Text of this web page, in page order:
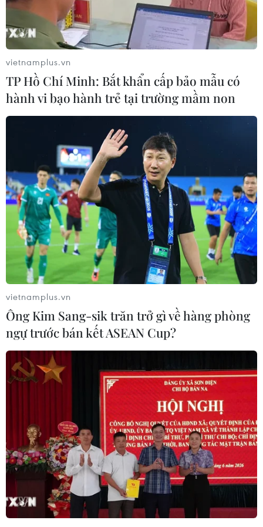
Manchester United đạt thỏa thuận chiêu
mộ 'bom tấn' Casemiro
19/08/2022 02:55
Theo giới truyền thông, Manchester United đã đạt thỏa
thuận chiêu mộ Casemiro từ Real Madrid và dự định sẽ
hoàn tất vụ chuyển nhượng này sau khi cầu thủ này tiến
hành kiểm tra y tế vào hôm nay.
Antony hoàn tất kiểm tra y tế, chuẩn bị
chính thức gia nhập M.U
30/08/2022 13:33
vietnamplus.vn
TP Hồ Chí Minh: Bắt khẩn cấp bảo mẫu có
hành vi bạo hành trẻ tại trường mầm non
vietnamplus.vn
Ông Kim Sang-sik trăn trở gì về hàng phòng
ngự trước bán kết ASEAN Cup?